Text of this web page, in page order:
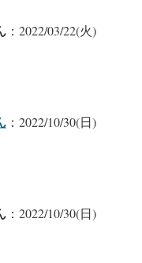
：2022/03/22(火)
：2022/10/30(日)
：2022/10/30(日)